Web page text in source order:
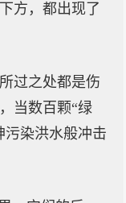
方，都出现了
过之处都是伤
当数百颗“绿
污染洪水般冲击